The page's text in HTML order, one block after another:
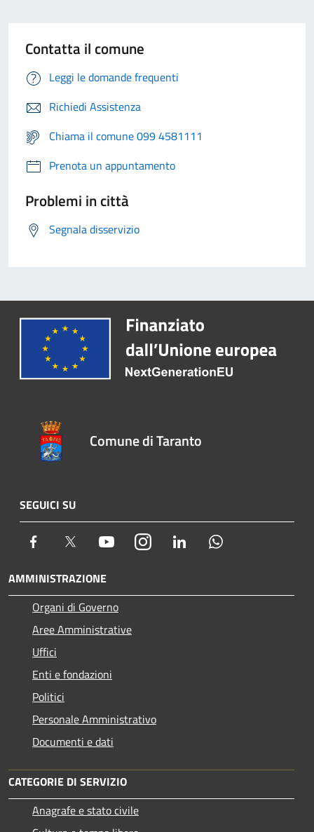
Contatta il comune
Leggi le domande frequenti
Richiedi Assistenza
Chiama il comune 099 4581111
Prenota un appuntamento
Problemi in città
Segnala disservizio
Comune di Taranto
SEGUICI SU
Facebook Twitter YoutubeInstagram LinkedIn
AMMINISTRAZIONE
Organi di Governo
Aree Amministrative
Uffici
Enti e fondazioni
Politici
Personale Amministrativo
Documenti e dati
CATEGORIE DI SERVIZIO
Anagrafe e stato civile